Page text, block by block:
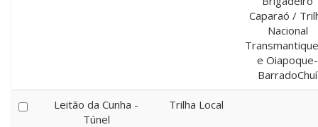
Caparaó /
Nacional
e Oiapoque-
BarradoChuí
Leitão da Cunha -
Túnel
Trilha Local